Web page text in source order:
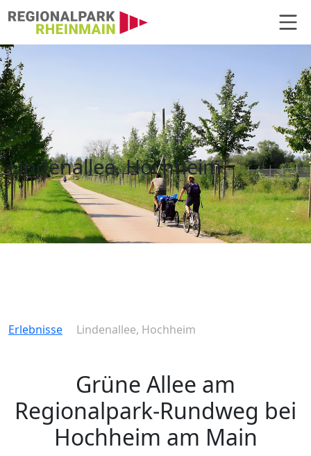
Lindenallee, Hochheim
Hauptnavigation
Lindenallee, Hochheim
Erlebnisse Lindenallee, Hochheim
Grüne Allee am
Regionalpark-Rundweg bei
Hochheim am Main